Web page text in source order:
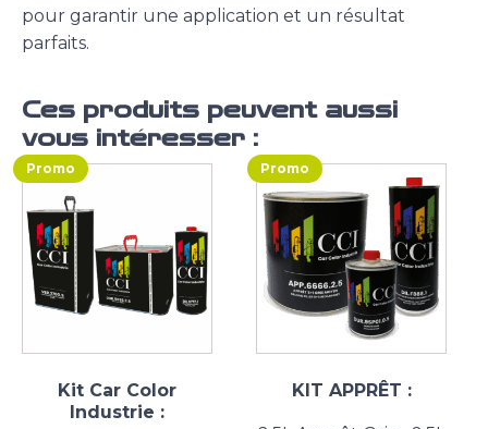
pour garantir une application et un résultat
parfaits.
Ces produits peuvent aussi
vous intéresser :
Promo
Kit Car Color
Industrie :
Promo
KIT APPRÊT :